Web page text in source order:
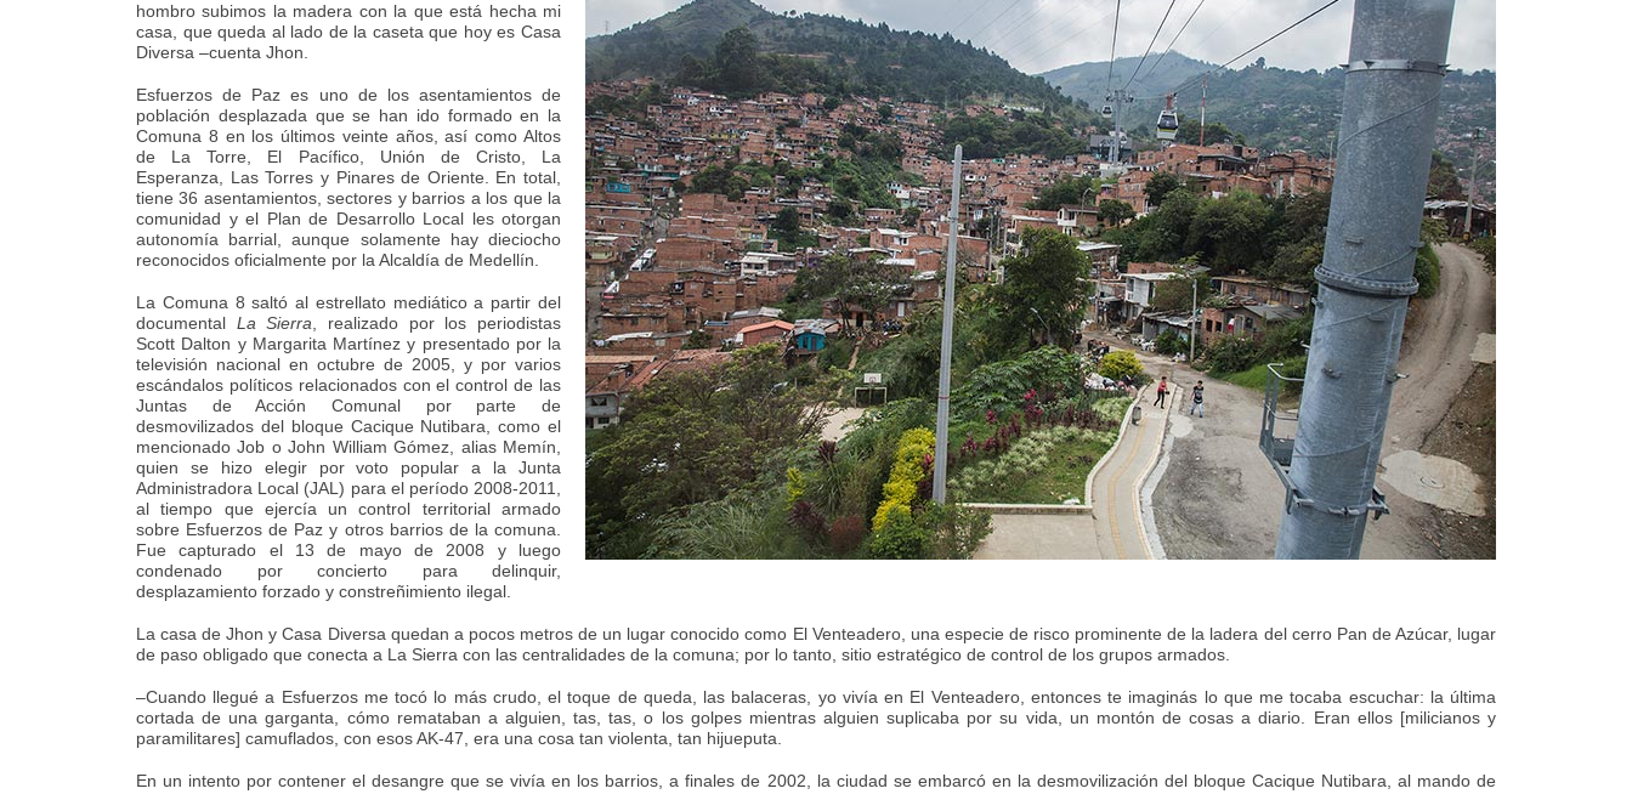
hombro subimos la madera con la que está hecha mi
casa, que queda al lado de la caseta que hoy es Casa
Diversa –cuenta Jhon.
Esfuerzos de Paz es uno de los asentamientos de
población desplazada que se han ido formado en la
Comuna 8 en los últimos veinte años, así como Altos
de La Torre, El Pacífico, Unión de Cristo, La
Esperanza, Las Torres y Pinares de Oriente. En total,
tiene 36 asentamientos, sectores y barrios a los que la
comunidad y el Plan de Desarrollo Local les otorgan
autonomía barrial, aunque solamente hay dieciocho
reconocidos oficialmente por la Alcaldía de Medellín.
La Comuna 8 saltó al estrellato mediático a partir del
documental La Sierra , realizado por los periodistas
Scott Dalton y Margarita Martínez y presentado por la
televisión nacional en octubre de 2005, y por varios
escándalos políticos relacionados con el control de las
Juntas de Acción Comunal por parte de
desmovilizados del bloque Cacique Nutibara, como el
mencionado Job o John William Gómez, alias Memín,
quien se hizo elegir por voto popular a la Junta
Administradora Local (JAL) para el período 2008-2011,
al tiempo que ejercía un control territorial armado
sobre Esfuerzos de Paz y otros barrios de la comuna.
Fue capturado el 13 de mayo de 2008 y luego
condenado por concierto para delinquir,
desplazamiento forzado y constreñimiento ilegal.
La casa de Jhon y Casa Diversa quedan a pocos metros de un lugar conocido como El Venteadero, una especie de risco prominente de la ladera del cerro Pan de Azúcar, lugar
de paso obligado que conecta a La Sierra con las centralidades de la comuna; por lo tanto, sitio estratégico de control de los grupos armados.
–Cuando llegué a Esfuerzos me tocó lo más crudo, el toque de queda, las balaceras, yo vivía en El Venteadero, entonces te imaginás lo que me tocaba escuchar: la última
cortada de una garganta, cómo remataban a alguien, tas, tas, o los golpes mientras alguien suplicaba por su vida, un montón de cosas a diario. Eran ellos [milicianos y
paramilitares] camuflados, con esos AK-47, era una cosa tan violenta, tan hijueputa.
En un intento por contener el desangre que se vivía en los barrios, a finales de 2002, la ciudad se embarcó en la desmovilización del bloque Cacique Nutibara, al mando de